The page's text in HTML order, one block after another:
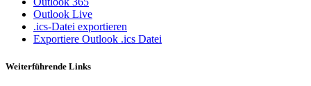
Outlook Live
.ics-Datei exportieren
Exportiere Outlook .ics Datei
Weiterführende Links